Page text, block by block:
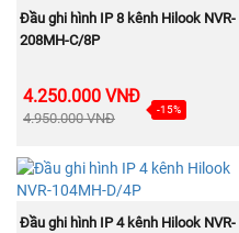
MUA NGAY
Đầu ghi hình IP 8 kênh Hilook NVR-
208MH-C/8P
4.250.000 VNĐ
4.950.000 VNĐ
-15%
MUA NGAY
Đầu ghi hình IP 4 kênh Hilook NVR-